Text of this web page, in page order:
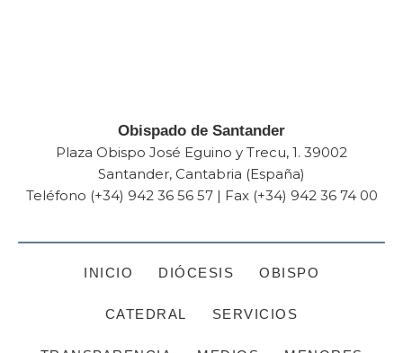
Obispado de Santander
Plaza Obispo José Eguino y Trecu, 1. 39002
Santander, Cantabria (España)
Teléfono (+34) 942 36 56 57 | Fax (+34) 942 36 74 00
INICIO DIÓCESIS OBISPO
CATEDRAL SERVICIOS